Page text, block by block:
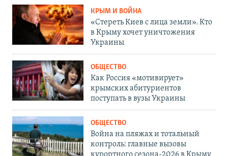
КРЫМ И ВОЙНА
«Стереть Киев с лица земли». Кто
в Крыму хочет уничтожения
Украины
ОБЩЕСТВО
Как Россия «мотивирует»
крымских абитуриентов
поступать в вузы Украины
ОБЩЕСТВО
Война на пляжах и тотальный
контроль: главные вызовы